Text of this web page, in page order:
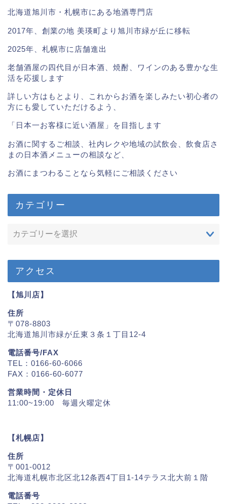
北海道旭川市・札幌市にある地酒専門店
2017年、創業の地 美瑛町より旭川市緑が丘に移転
2025年、札幌市に店舗進出
老舗酒屋の四代目が日本酒、焼酎、ワインのある豊かな生
活を応援します
詳しい方はもとより、これからお酒を楽しみたい初心者の
方にも愛していただけるよう、
「日本一お客様に近い酒屋」を目指します
お酒に関するご相談、社内レクや地域の試飲会、飲食店さ
まの日本酒メニューの相談など、
お酒にまつわることなら気軽にご相談ください
カテゴリー
アクセス
【旭川店】
住所
〒078-8803
北海道旭川市緑が丘東３条１丁目12-4
電話番号/FAX
TEL：0166-60-6066
FAX：0166-60-6077
営業時間・定休日
11:00~19:00 毎週火曜定休
【札幌店】
住所
〒001-0012
北海道札幌市北区北12条西4丁目1-14テラス北大前１階
電話番号